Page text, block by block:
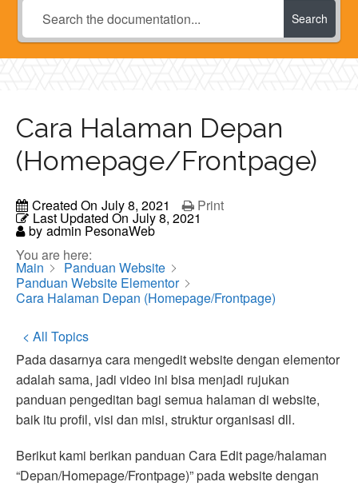
Search
Cara Halaman Depan
(Homepage/Frontpage)
Created On July 8, 2021
Last Updated On July 8, 2021
by admin PesonaWeb
Print
You are here:
Main
Panduan Website
Panduan Website Elementor
Cara Halaman Depan (Homepage/Frontpage)
< All Topics
Pada dasarnya cara mengedit website dengan elementor
adalah sama, jadi video ini bisa menjadi rujukan
panduan pengeditan bagi semua halaman di website,
baik itu profil, visi dan misi, struktur organisasi dll.
Berikut kami berikan panduan Cara Edit page/halaman
“Depan/Homepage/Frontpage)” pada website dengan